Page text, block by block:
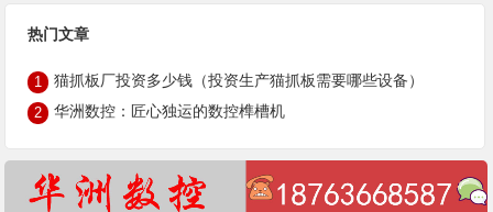
热门文章
1 猫抓板厂投资多少钱（投资生产猫抓板需要哪些设备）
2 华洲数控：匠心独运的数控榫槽机